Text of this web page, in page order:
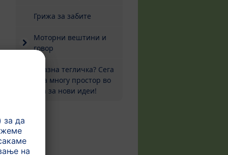
Грижа за забите
Моторни вештини и
говор
Празна тегличка? Сега
има многу простор во
неа за нови идеи!